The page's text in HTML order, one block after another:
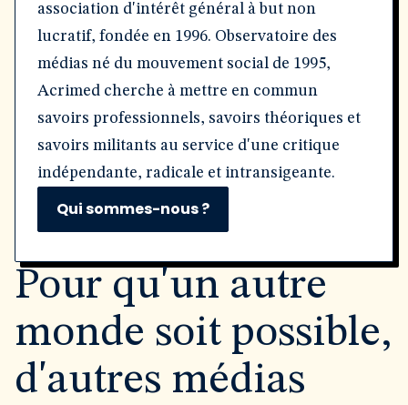
association d'intérêt général à but non
lucratif, fondée en 1996. Observatoire des
médias né du mouvement social de 1995,
Acrimed cherche à mettre en commun
savoirs professionnels, savoirs théoriques et
savoirs militants au service d'une critique
indépendante, radicale et intransigeante.
Qui sommes-nous ?
Pour qu'un autre
monde soit possible,
d'autres médias